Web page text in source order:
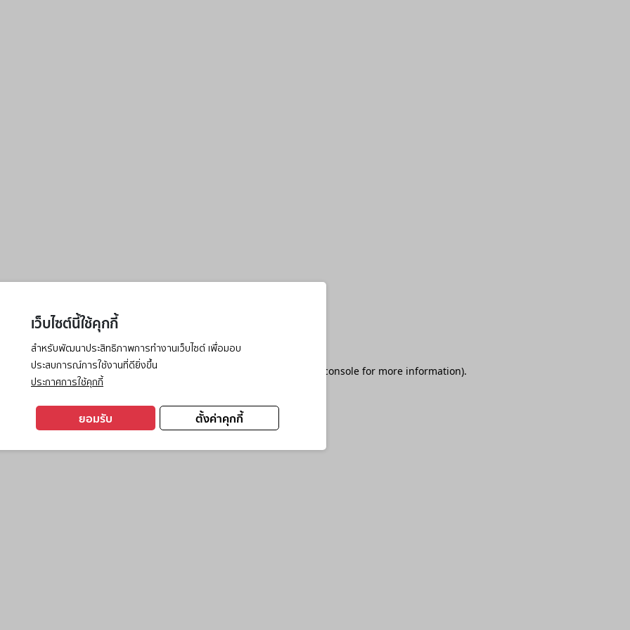
เว็บไซต์นี้ใช้คุกกี้
สำหรับพัฒนาประสิทธิภาพการทำงานเว็บไซต์ เพื่อมอบ
ประสบการณ์การใช้งานที่ดียิ่งขึ้น
ประกาศการใช้คุกกี้
ตั้งค่าคุกกี้
ยอมรับ
has occurred while loading browser console for more information).